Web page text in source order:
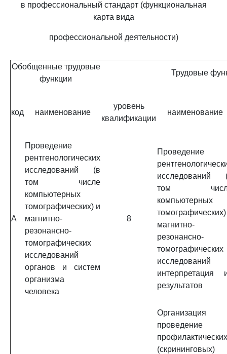
в профессиональный стандарт (функциональная
карта вида
профессиональной деятельности)
Обобщенные трудовые
функции
Трудовые
код наименование
уровень
квалификации
наименование
A
Проведение
рентгенологических
исследований (в
том числе
компьютерных
томографических) и
магнитно-
резонансно-
томографических
исследований
органов и систем
организма
человека
8
Проведение
исследований
том
компьютерных
магнитно-
резонансно-
томографических
исследований
интерпретация
результатов
Организация
проведение
профилактических
(скрининговых)